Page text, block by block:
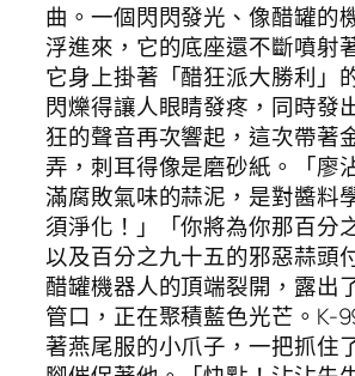
曲。一個閃閃發光、像醋罐的
浮進來，它的底座還不斷噴射
它身上掛著「醋狂派大勝利」
閃爍得讓人眼睛發疼，同時發
狂的聲音再次響起，這次帶著
弄，刺耳得像是磨砂紙。「廖
滿腐敗氣味的蒜泥，是對醬料
須淨化！」「你將為你那百分
以及百分之九十五的邪惡蒜頭
醋罐機器人的頂端裂開，露出
管口，正在聚積藍色光芒。K-
著燕尾服的小爪子，一把抓住